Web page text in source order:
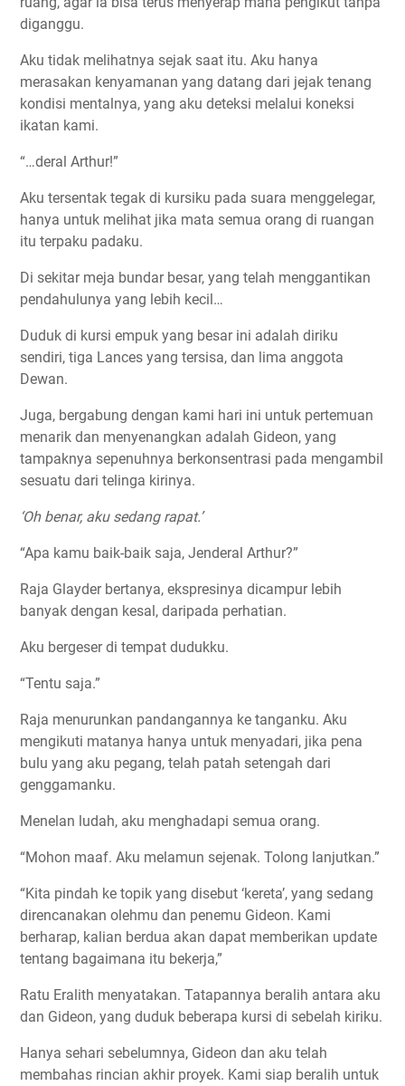
diganggu.
Aku tidak melihatnya sejak saat itu. Aku hanya
merasakan kenyamanan yang datang dari jejak tenang
kondisi mentalnya, yang aku deteksi melalui koneksi
ikatan kami.
“…deral Arthur!”
Aku tersentak tegak di kursiku pada suara menggelegar,
hanya untuk melihat jika mata semua orang di ruangan
itu terpaku padaku.
Di sekitar meja bundar besar, yang telah menggantikan
pendahulunya yang lebih kecil…
Duduk di kursi empuk yang besar ini adalah diriku
sendiri, tiga Lances yang tersisa, dan lima anggota
Dewan.
Juga, bergabung dengan kami hari ini untuk pertemuan
menarik dan menyenangkan adalah Gideon, yang
tampaknya sepenuhnya berkonsentrasi pada mengambil
sesuatu dari telinga kirinya.
‘Oh benar, aku sedang rapat.’
“Apa kamu baik-baik saja, Jenderal Arthur?”
Raja Glayder bertanya, ekspresinya dicampur lebih
banyak dengan kesal, daripada perhatian.
Aku bergeser di tempat dudukku.
“Tentu saja.”
Raja menurunkan pandangannya ke tanganku. Aku
mengikuti matanya hanya untuk menyadari, jika pena
bulu yang aku pegang, telah patah setengah dari
genggamanku.
Menelan ludah, aku menghadapi semua orang.
“Mohon maaf. Aku melamun sejenak. Tolong lanjutkan.”
“Kita pindah ke topik yang disebut ‘kereta’, yang sedang
direncanakan olehmu dan penemu Gideon. Kami
berharap, kalian berdua akan dapat memberikan update
tentang bagaimana itu bekerja,”
Ratu Eralith menyatakan. Tatapannya beralih antara aku
dan Gideon, yang duduk beberapa kursi di sebelah kiriku.
Hanya sehari sebelumnya, Gideon dan aku telah
membahas rincian akhir proyek. Kami siap beralih untuk